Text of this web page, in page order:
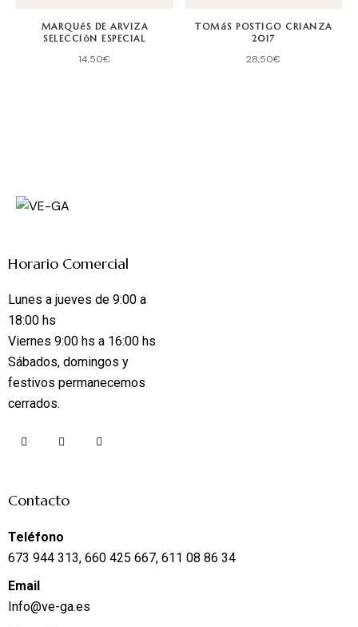
MARQUéS DE ARVIZA
SELECCIóN ESPECIAL
14,50€
TOMáS POSTIGO CRIANZA
2017
28,50€
Horario Comercial
Lunes a jueves de 9:00 a
18:00 hs
Viernes 9:00 hs a 16:00 hs
Sábados, domingos y
festivos permanecemos
cerrados.
Contacto
Teléfono
673 944 313, 660 425 667, 611 08 86 34
Email
Info@ve-ga.es